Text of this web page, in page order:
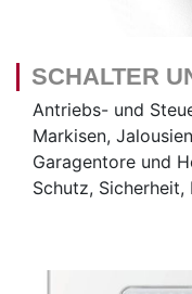
SCHALTER
Antriebs- und
Markisen,
Garagentore und
Schutz,